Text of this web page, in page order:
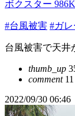
ボクスター 986K
#台風被害 #ガ
台風被害で天井
thumb_up
comment11
2022/09/30 06:46